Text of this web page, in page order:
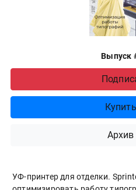
Выпуск
Архив
УФ-принтер для отделки.